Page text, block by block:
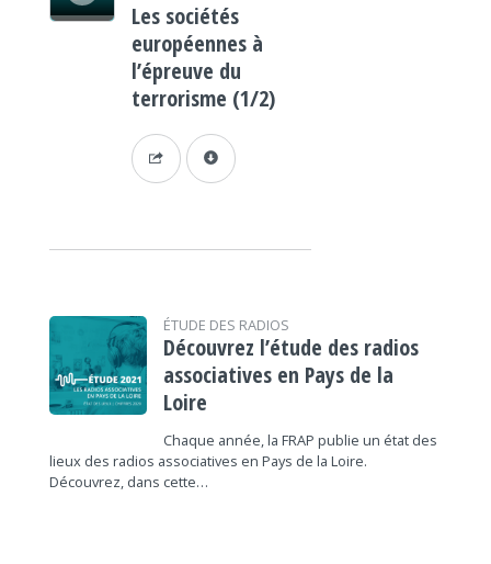
Les sociétés
européennes à
l’épreuve du
terrorisme (1/2)
ÉTUDE DES RADIOS
Découvrez l’étude des radios
associatives en Pays de la
Loire
Chaque année, la FRAP publie un état des
lieux des radios associatives en Pays de la Loire.
Découvrez, dans cette…